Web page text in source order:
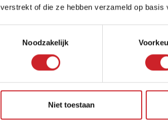
verstrekt of die ze hebben verzameld op
Noodzakelijk
Niet toestaan